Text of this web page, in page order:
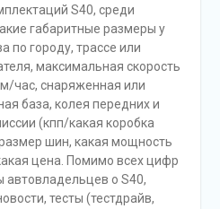
S40, среди
габаритные размеры у
по городу, трассе или
максимальная скорость
час, снаряженная или
база, колея передних и
(кпп/какая коробка
шин, какая мощность
цена. Помимо всех цифр
о S40,
тесты (тестдрайв,